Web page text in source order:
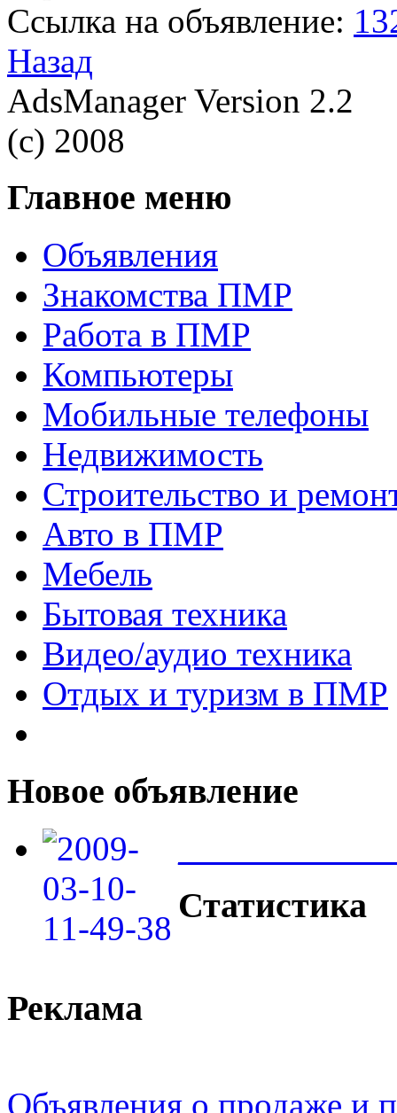
Ссылка на объявление:
Назад
AdsManager Version 2.2
(c) 2008
Главное меню
Объявления
Знакомства ПМР
Работа в ПМР
Компьютеры
Мобильные телефоны
Недвижимость
Строительство и
Авто в ПМР
Мебель
Бытовая техника
Видео/аудио техника
Отдых и туризм в ПМР
Новое объявление
Статистика
Реклама
Объявления о продаже и